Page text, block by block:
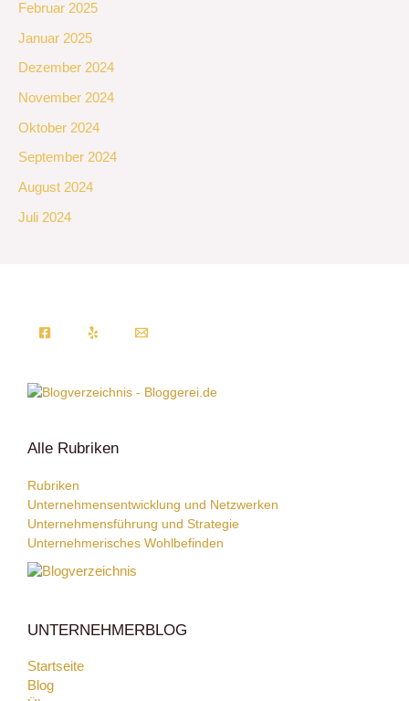
Februar 2025
Januar 2025
Dezember 2024
November 2024
Oktober 2024
September 2024
August 2024
Juli 2024
Alle Rubriken
Rubriken
Unternehmensentwicklung und Netzwerken
Unternehmensführung und Strategie
Unternehmerisches Wohlbefinden
UNTERNEHMERBLOG
Startseite
Blog